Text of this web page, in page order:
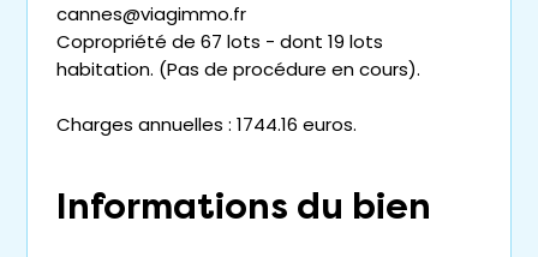
cannes@viagimmo.fr
Copropriété de 67 lots - dont 19 lots
habitation. (Pas de procédure en cours).
Charges annuelles : 1744.16 euros.
Informations du bien